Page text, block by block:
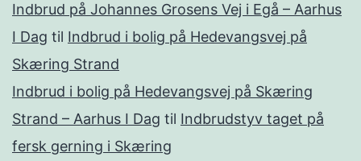
Indbrud på Johannes Grosens Vej i Egå – Aarhus
I Dag til Indbrud i bolig på Hedevangsvej på
Skæring Strand
Indbrud i bolig på Hedevangsvej på Skæring
Strand – Aarhus I Dag til Indbrudstyv taget på
fersk gerning i Skæring